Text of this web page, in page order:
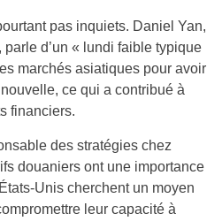
pas inquiets. Daniel Yan,
d’un « lundi faible typique
marchés asiatiques pour avoir
ce qui a contribué à
financiers.
des stratégies chez
douaniers ont une importance
Unis cherchent un moyen
leur capacité à